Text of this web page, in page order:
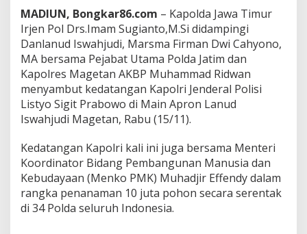
n
g
a
n
M
e
n
k
o
P
d
a
n
K
a
p
MADIUN, Bongkar86.com – Kapolda Jawa Timur
Irjen Pol Drs.Imam Sugianto,M.Si didampingi
Danlanud Iswahjudi, Marsma Firman Dwi Cahyono,
MA bersama Pejabat Utama Polda Jatim dan
Kapolres Magetan AKBP Muhammad Ridwan
menyambut kedatangan Kapolri Jenderal Polisi
Listyo Sigit Prabowo di Main Apron Lanud
Iswahjudi Magetan, Rabu (15/11).
Kedatangan Kapolri kali ini juga bersama Menteri
Koordinator Bidang Pembangunan Manusia dan
Kebudayaan (Menko PMK) Muhadjir Effendy dalam
rangka penanaman 10 juta pohon secara serentak
di 34 Polda seluruh Indonesia.